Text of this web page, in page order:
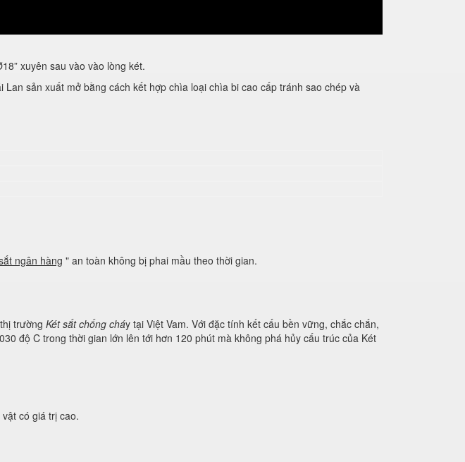
xuyên sau vào vào lòng két.
Lan sản xuất mở bằng cách kết hợp chìa loại chìa bi cao cấp tránh sao chép và
ngân hàng " an toàn không bị phai mầu theo thời gian.
trường Két sắt chống cháy tại Việt Vam. Với đặc tính kết cấu bền vững, chắc chắn,
độ C trong thời gian lớn lên tới hơn 120 phút mà không phá hủy cấu trúc của Két
có giá trị cao.